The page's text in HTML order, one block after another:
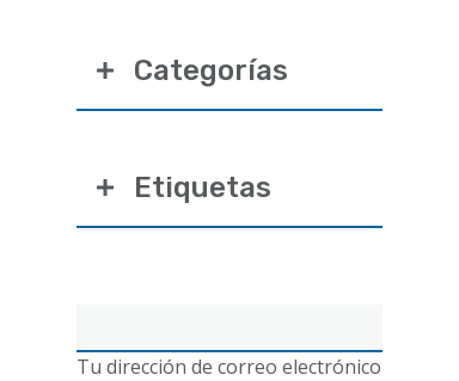
electrónico
Tu dirección de correo electrónico
Categorías
Etiquetas